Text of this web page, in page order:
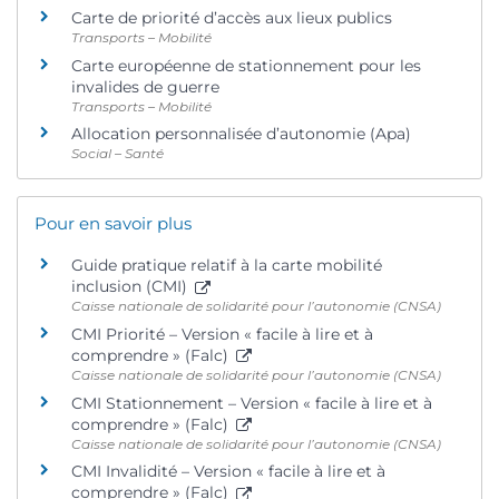
Carte de priorité d’accès aux lieux publics
Transports – Mobilité
Carte européenne de stationnement pour les
invalides de guerre
Transports – Mobilité
Allocation personnalisée d’autonomie (Apa)
Social – Santé
Pour en savoir plus
Guide pratique relatif à la carte mobilité
inclusion (CMI)
Caisse nationale de solidarité pour l’autonomie (CNSA)
CMI Priorité – Version « facile à lire et à
comprendre » (Falc)
Caisse nationale de solidarité pour l’autonomie (CNSA)
CMI Stationnement – Version « facile à lire et à
comprendre » (Falc)
Caisse nationale de solidarité pour l’autonomie (CNSA)
CMI Invalidité – Version « facile à lire et à
comprendre » (Falc)